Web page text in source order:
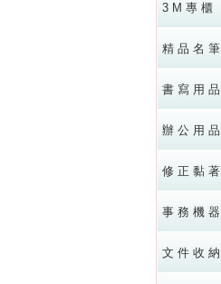
3 M 專 櫃
精 品 名 筆
書 寫 用 品
辦 公 用 品
修 正 黏 著
事 務 機 器
文 件 收 納